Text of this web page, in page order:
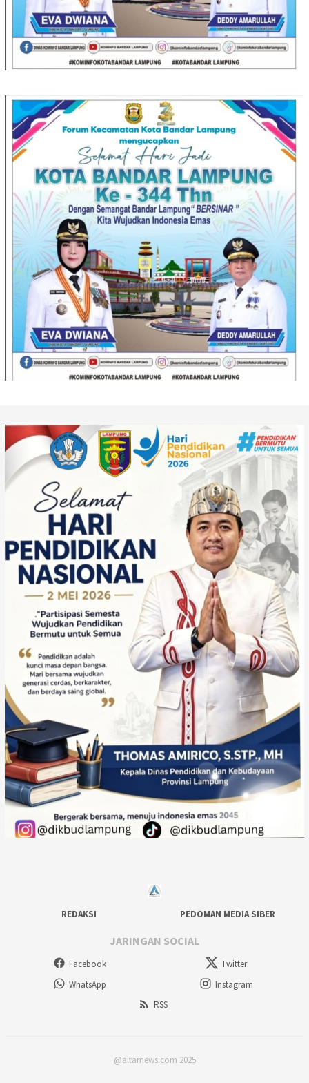
REDAKSI PEDOMAN MEDIA SIBER
JARINGAN SOCIAL
Facebook
Twitter
WhatsApp
Instagram
RSS
@altarnews.com 2025